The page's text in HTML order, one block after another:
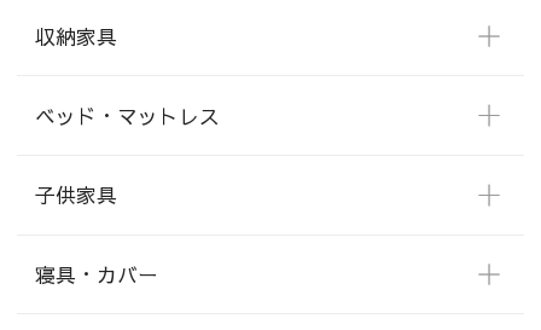
収納家具
ベッド・マットレス
子供家具
寝具・カバー